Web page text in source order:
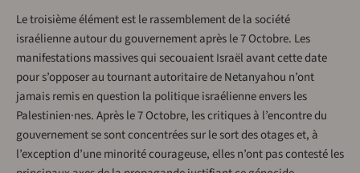
Le troisième élément est le rassemblement de la société
israélienne autour du gouvernement après le 7 Octobre. Les
manifestations massives qui secouaient Israël avant cette date
pour s’opposer au tournant autoritaire de Netanyahou n’ont
jamais remis en question la politique israélienne envers les
Palestinien·nes. Après le 7 Octobre, les critiques à l’encontre du
gouvernement se sont concentrées sur le sort des otages et, à
l’exception d’une minorité courageuse, elles n’ont pas contesté les